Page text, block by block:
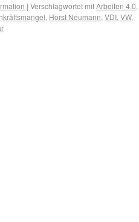
| Verschlagwortet mitArbeiten 4.0,
, Horst Neumann, VDI, VW,